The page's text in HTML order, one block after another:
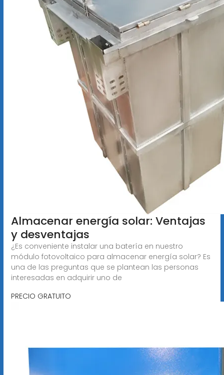
Almacenar energía solar: Ventajas
y desventajas
¿Es conveniente instalar una batería en nuestro
módulo fotovoltaico para almacenar energía solar? Es
una de las preguntas que se plantean las personas
interesadas en adquirir uno de
PRECIO GRATUITO